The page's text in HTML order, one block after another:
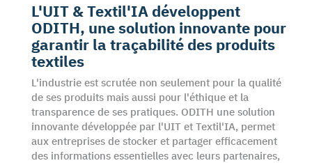
L'UIT & Textil'IA développent
ODITH, une solution innovante pour
garantir la traçabilité des produits
textiles
L'industrie est scrutée non seulement pour la qualité
de ses produits mais aussi pour l'éthique et la
transparence de ses pratiques. ODITH une solution
innovante développée par l'UIT et Textil'IA, permet
aux entreprises de stocker et partager efficacement
des informations essentielles avec leurs partenaires,